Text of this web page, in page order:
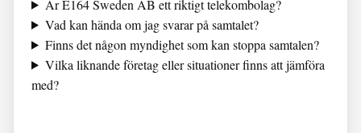
Är E164 Sweden AB ett riktigt telekombolag?
Vad kan hända om jag svarar på samtalet?
Finns det någon myndighet som kan stoppa samtalen?
Vilka liknande företag eller situationer finns att jämföra
med?